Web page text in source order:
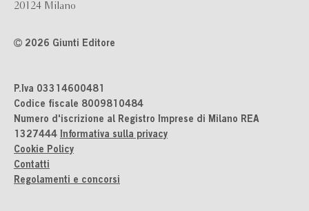
20124 Milano
2026 Giunti Editore
P.Iva 03314600481
Codice fiscale 8009810484
Numero d'iscrizione al Registro Imprese di Milano REA
1327444 Informativa sulla privacy
Cookie Policy
Contatti
Regolamenti e concorsi